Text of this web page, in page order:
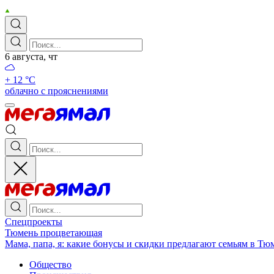
6 августа, чт
+ 12 °С
облачно с прояснениями
Спецпроекты
Тюмень процветающая
Мама, папа, я: какие бонусы и скидки предлагают семьям в
Общество